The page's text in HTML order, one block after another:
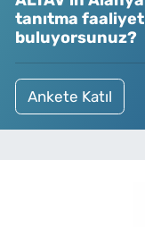
tanıtma
buluyorsunuz?
Ankete Katıl